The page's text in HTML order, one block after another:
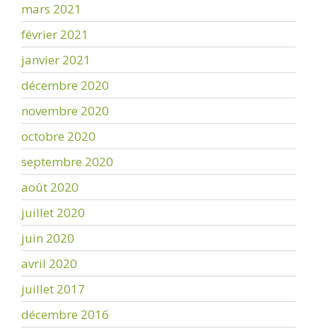
mars 2021
février 2021
janvier 2021
décembre 2020
novembre 2020
octobre 2020
septembre 2020
août 2020
juillet 2020
juin 2020
avril 2020
juillet 2017
décembre 2016